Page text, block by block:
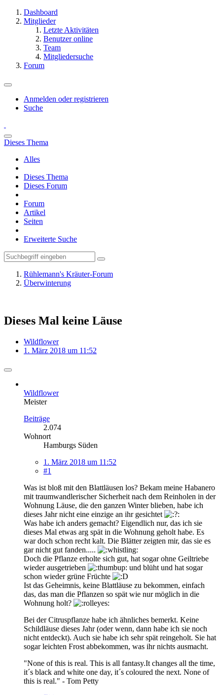
Dashboard
Mitglieder
Letzte Aktivitäten
Benutzer online
Team
Mitgliedersuche
Forum
Anmelden oder registrieren
Suche
Dieses Thema
Alles
Dieses Thema
Dieses Forum
Forum
Artikel
Seiten
Erweiterte Suche
Rühlemann's Kräuter-Forum
Überwinterung
Dieses Mal keine Läuse
Wildflower
1. März 2018 um 11:52
Wildflower
Meister
Beiträge
2.074
Wohnort
Hamburgs Süden
1. März 2018 um 11:52
#1
Was ist bloß mit den Blattläusen los? Bekam meine Habanero
mit traumwandlerischer Sicherheit nach dem Reinholen in der
Wohnung Läuse, die den ganzen Winter blieben, habe ich
dieses Jahr nicht eine einzige an ihr gesichtet
Was habe ich anders gemacht? Eigendlich nur, das ich sie
dieses Mal etwas arg spät in die Wohnung geholt habe. Es
war doch schon recht kalt. Die Blätter zeigten mir, das sie es
gar nicht gut fanden.....
Doch die Pflanze erholte sich gut, hat sogar ohne Geiltriebe
wieder ausgetrieben
und blüht und hat sogar
schon wieder grüne Früchte
Ist das Geheimnis, keine Blattläuse zu bekommen, einfach
das, das man die Pflanzen so spät wie nur möglich in die
Wohnung holt?
Bei der Citruspflanze habe ich ähnliches bemerkt. Keine
Schildläuse dieses Jahr (oder wenn, dann habe ich sie noch
nicht entdeckt). Auch sie habe ich sehr spät reingeholt. Sie hat
sogar leichten Frost abbekommen, was ihr nichts ausmacht.
"None of this is real. This is all fantasy.It changes all the time,
it´s black and white one day, it´s coloured the next. None of
this is real." - Tom Petty